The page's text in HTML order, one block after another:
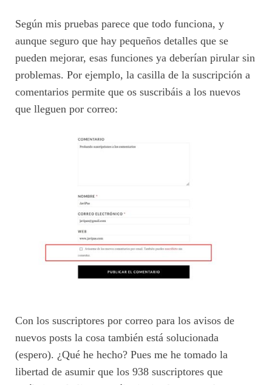
Según mis pruebas parece que todo funciona, y
aunque seguro que hay pequeños detalles que se
pueden mejorar, esas funciones ya deberían pirular sin
problemas. Por ejemplo, la casilla de la suscripción a
comentarios permite que os suscribáis a los nuevos
que lleguen por correo:
Con los suscriptores por correo para los avisos de
nuevos posts la cosa también está solucionada
(espero). ¿Qué he hecho? Pues me he tomado la
libertad de asumir que los 938 suscriptores que